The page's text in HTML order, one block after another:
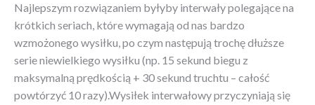
Najlepszym rozwiązaniem byłyby interwały polegające na
krótkich seriach, które wymagają od nas bardzo
wzmożonego wysiłku, po czym następują trochę dłuższe
serie niewielkiego wysiłku (np. 15 sekund biegu z
maksymalną prędkością + 30 sekund truchtu – całość
powtórzyć 10 razy).Wysiłek interwałowy przyczyniają się